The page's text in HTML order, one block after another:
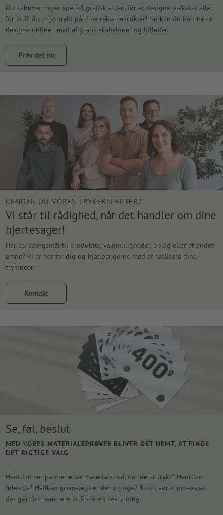
Du behøver ingen speciel grafisk viden, for at designe plakater eller
for at få dit logo trykt på dine reklameartikler! Nu kan du helt nemt
designe online - med af gratis skabeloner og billeder.
Prøv det nu
Se, føl, beslut
MED VORES MATERIALEPRØVER BLIVER DET NEMT, AT FINDE
DET RIGTIGE VALG
Hvordan ser papirer eller materialer ud, når de er trykt? Hvordan
føles de? Hvilken gramvægt er den rigtige? Bestil vores prøvesæt,
det gør det nemmere at finde en beslutning.
KENDER DU VORES TRYKEKSPERTER?
Vi står til rådighed, når det handler om dine
hjertesager!
Har du spørgsmål til produkter, valgmuligheder, oplag eller et andet
emne? Vi er her for dig og hjælper gerne med at realisere dine
trykideer.
Kontakt